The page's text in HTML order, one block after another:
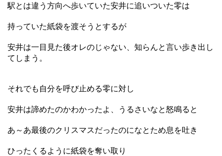
駅とは違う方向へ歩いていた安井に追いついた零は
持っていた紙袋を渡そうとするが
安井は一目見た後オレのじゃない、知らんと言い歩き出し
てしまう。
それでも自分を呼び止める零に対し
安井は諦めたのかわかったよ、うるさいなと怒鳴ると
あ～あ最後のクリスマスだったのになとため息を吐き
ひったくるように紙袋を奪い取り